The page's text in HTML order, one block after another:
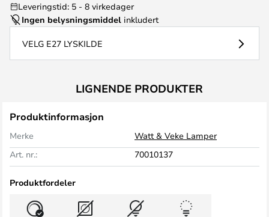
Leveringstid: 5 - 8 virkedager
Ingen belysningsmiddel inkludert
VELG E27 LYSKILDE
LIGNENDE PRODUKTER
Produktinformasjon
Merke
Watt & Veke Lamper
Art. nr.:
70010137
Produktfordeler